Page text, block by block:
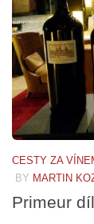
CESTY ZA
BY MARTIN
Primeur